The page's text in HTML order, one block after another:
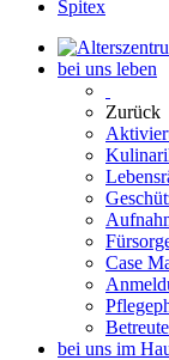
Spitex
bei uns leben
Zurück
Case
bei uns im